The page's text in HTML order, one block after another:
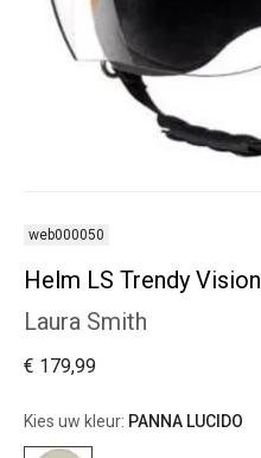
web000050
Helm LS Trendy
Laura Smith
€ 179,99
Kies uw kleur: PANNA LUCIDO